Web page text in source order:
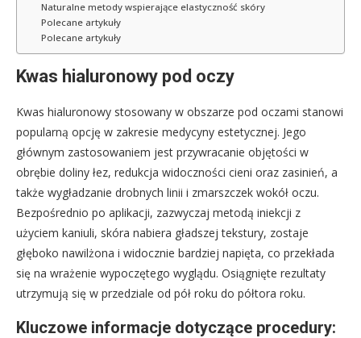
Naturalne metody wspierające elastyczność skóry
Polecane artykuły
Polecane artykuły
Kwas hialuronowy pod oczy
Kwas hialuronowy stosowany w obszarze pod oczami stanowi
popularną opcję w zakresie medycyny estetycznej. Jego
głównym zastosowaniem jest przywracanie objętości w
obrębie doliny łez, redukcja widoczności cieni oraz zasinień, a
także wygładzanie drobnych linii i zmarszczek wokół oczu.
Bezpośrednio po aplikacji, zazwyczaj metodą iniekcji z
użyciem kaniuli, skóra nabiera gładszej tekstury, zostaje
głęboko nawilżona i widocznie bardziej napięta, co przekłada
się na wrażenie wypoczętego wyglądu. Osiągnięte rezultaty
utrzymują się w przedziale od pół roku do półtora roku.
Kluczowe informacje dotyczące procedury: